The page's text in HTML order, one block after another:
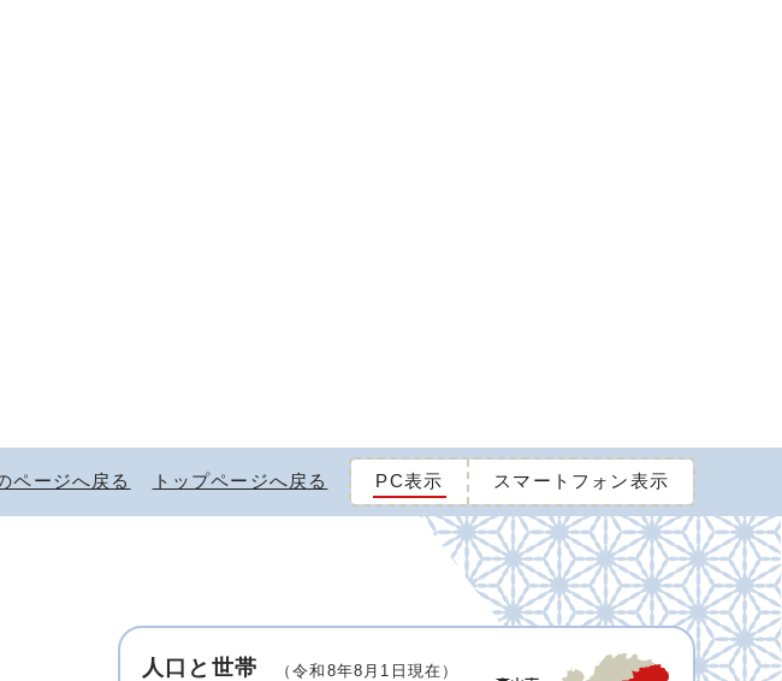
ページへ戻る トップページへ戻る PC表示 スマートフォン表示
人口と世帯 （令和8年8月1日現在）